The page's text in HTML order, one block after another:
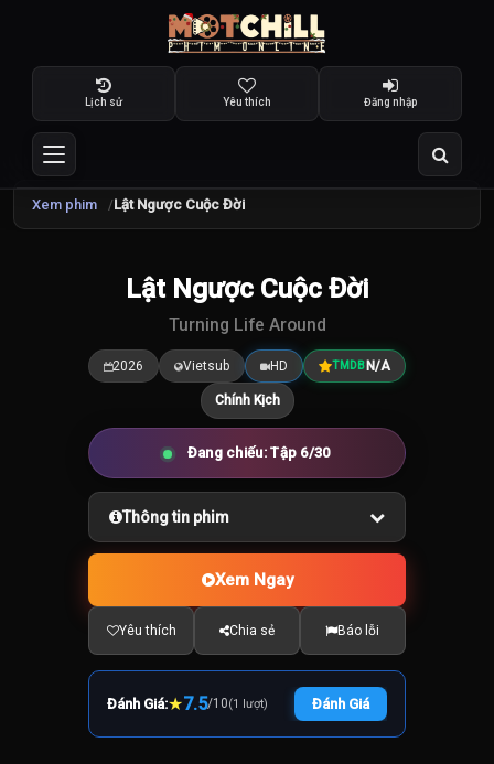
Lịch sử Yêu thích Đăng nhập
Xem phim Lật Ngược Cuộc Đời
7.5
Lật Ngược Cuộc Đời
Turning Life Around
2026 Vietsub HD TMDB N/A
Chính Kịch
Đang chiếu: Tập 6/30
Thông tin phim
Xem Ngay
Yêu thích Chia sẻ Báo lỗi
Đánh Giá:★7.5/10(1 lượt) Đánh Giá